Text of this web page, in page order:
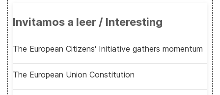
Invitamos a leer / Interesting
The European Citizens' Initiative gathers momentum
The European Union Constitution